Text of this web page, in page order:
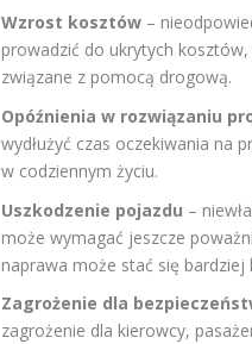
Wzrost kosztów –
prowadzić do ukrytych
związane z pomocą drogową.
Opóźnienia w rozwiązaniu
wydłużyć czas oczekiwania na
w codziennym życiu.
Uszkodzenie pojazdu –
może wymagać jeszcze
naprawa może stać się
Zagrożenie dla
zagrożenie dla kierowcy,